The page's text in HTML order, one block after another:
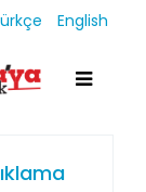
English